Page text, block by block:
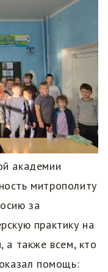
академии
митрополиту
за
практику на
а также всем, кто
помощь: